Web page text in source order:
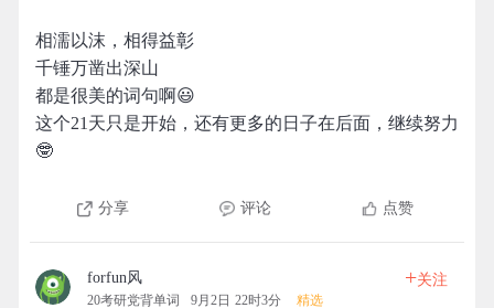
相濡以沫，相得益彰
千锤万凿出深山
都是很美的词句啊😃
这个21天只是开始，还有更多的日子在后面，继续努力
🤓
分享 评论 点赞
forfun风
20考研党背单词 9月2日 22时3分 精选
+关注